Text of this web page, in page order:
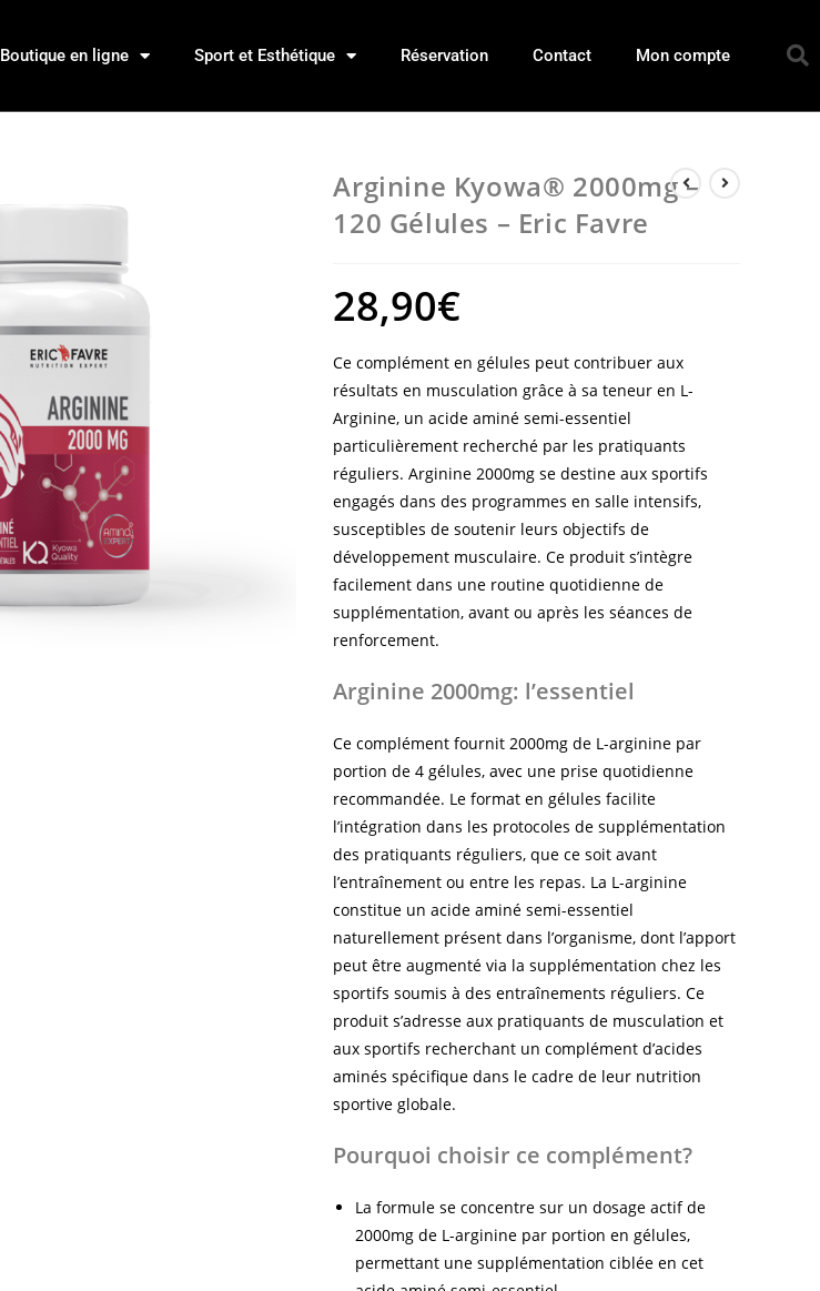
Boutique en ligne Sport et Esthétique Réservation Contact Mon compte
Arginine Kyowa® 2000mg –
120 Gélules – Eric Favre
28,90€
Ce complément en gélules peut contribuer aux
résultats en musculation grâce à sa teneur en L-
Arginine, un acide aminé semi-essentiel
particulièrement recherché par les pratiquants
réguliers. Arginine 2000mg se destine aux sportifs
engagés dans des programmes en salle intensifs,
susceptibles de soutenir leurs objectifs de
développement musculaire. Ce produit s’intègre
facilement dans une routine quotidienne de
supplémentation, avant ou après les séances de
renforcement.
Arginine 2000mg: l’essentiel
Ce complément fournit 2000mg de L-arginine par
portion de 4 gélules, avec une prise quotidienne
recommandée. Le format en gélules facilite
l’intégration dans les protocoles de supplémentation
des pratiquants réguliers, que ce soit avant
l’entraînement ou entre les repas. La L-arginine
constitue un acide aminé semi-essentiel
naturellement présent dans l’organisme, dont l’apport
peut être augmenté via la supplémentation chez les
sportifs soumis à des entraînements réguliers. Ce
produit s’adresse aux pratiquants de musculation et
aux sportifs recherchant un complément d’acides
aminés spécifique dans le cadre de leur nutrition
sportive globale.
Pourquoi choisir ce complément?
La formule se concentre sur un dosage actif de
2000mg de L-arginine par portion en gélules,
permettant une supplémentation ciblée en cet